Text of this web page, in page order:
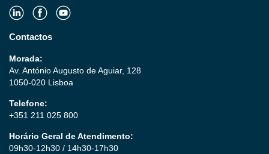
Contactos
Morada:
Av. António Augusto de Aguiar, 128
1050-020 Lisboa
Telefone:
+351 211 025 800
Horário Geral de Atendimento:
09h30-12h30 / 14h30-17h30